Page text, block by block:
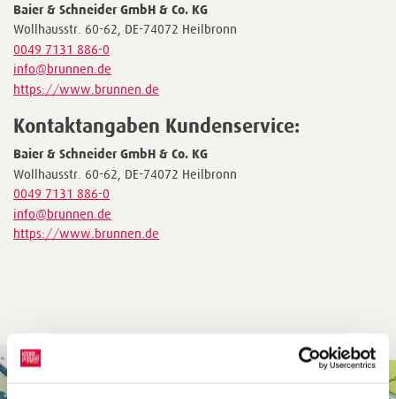
Baier & Schneider GmbH & Co. KG
Wollhausstr. 60-62, DE-74072 Heilbronn
0049 7131 886-0
info@brunnen.de
https://www.brunnen.de
Kontaktangaben Kundenservice:
Baier & Schneider GmbH & Co. KG
Wollhausstr. 60-62, DE-74072 Heilbronn
0049 7131 886-0
info@brunnen.de
https://www.brunnen.de